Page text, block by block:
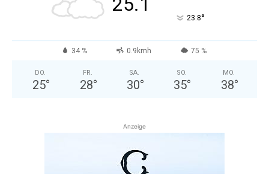
23.8°
34 % 0.9kmh 75 %
DO.
25°
FR.
28°
SA.
30°
SO.
35°
MO.
38°
Anzeige